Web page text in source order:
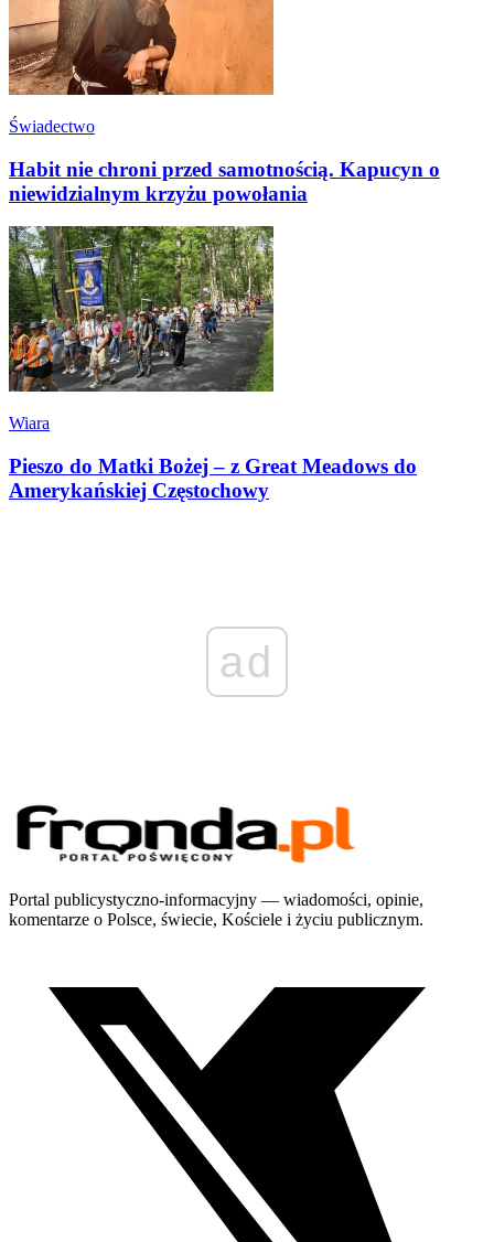
Świadectwo
Habit nie chroni przed samotnością. Kapucyn o
niewidzialnym krzyżu powołania
Wiara
Pieszo do Matki Bożej – z Great Meadows do
Amerykańskiej Częstochowy
ad
Portal publicystyczno-informacyjny — wiadomości, opinie,
komentarze o Polsce, świecie, Kościele i życiu publicznym.